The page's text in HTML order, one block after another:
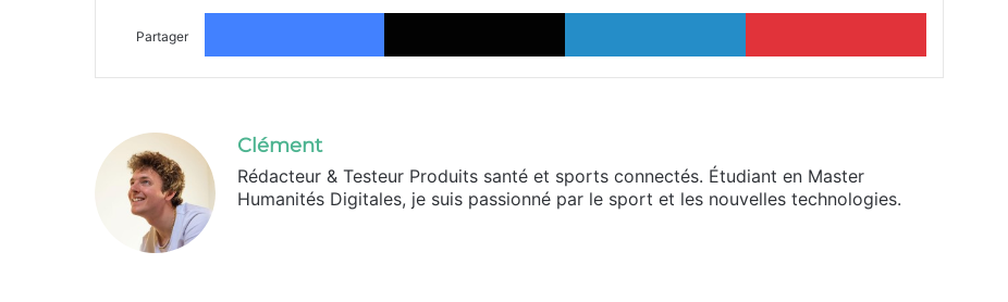
Partager
Facebook X Linkedin Pinterest
Clément
Rédacteur & Testeur Produits santé et sports connectés. Étudiant en Master
Humanités Digitales, je suis passionné par le sport et les nouvelles technologies.